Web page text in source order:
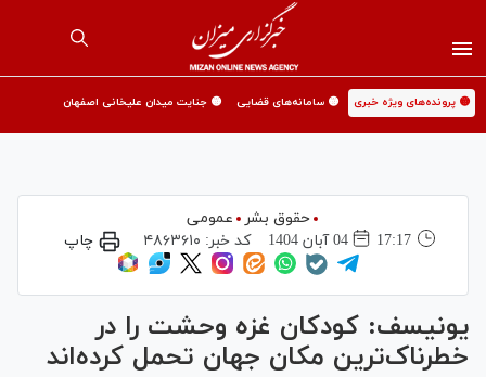
🟡 پرونده‌های ویژه خبری 🟡 سامانه‌های قضایی 🟡 جنایت میدان علیخانی اصفهان
حقوق بشر
عمومی
17:17
04 آبان 1404 کد خبر: ۴۸۶۳۶۱۰ چاپ
یونیسف: کودکان غزه وحشت را در
خطرناک‌ترین مکان جهان تحمل کرده‌اند